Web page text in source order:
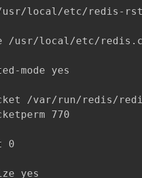
local/etc/redis-
/usr/local/etc/
mode yes
/var/run/redis/
770
0
yes